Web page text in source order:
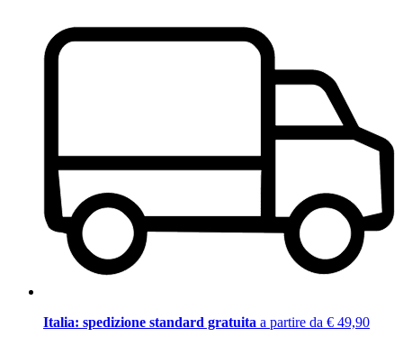
Italia: spedizione standard gratuita a partire da € 49,90